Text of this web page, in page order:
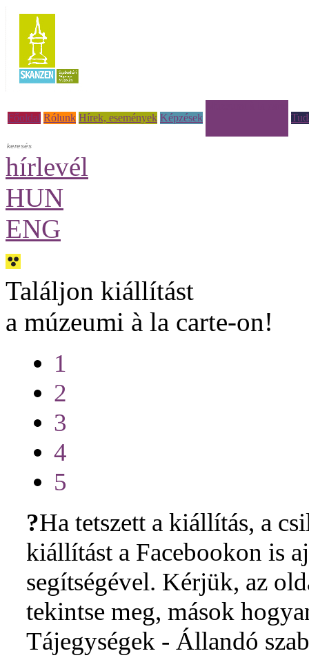
Főoldal Rólunk Hírek, események Képzések
hírlevél
HUN
ENG
Találjon kiállítást
a múzeumi à la carte-on!
1
2
3
4
5
?Ha tetszett a kiállítás, a
kiállítást a Facebookon is
segítségével. Kérjük, az
tekintse meg, mások
Tájegységek - Állandó